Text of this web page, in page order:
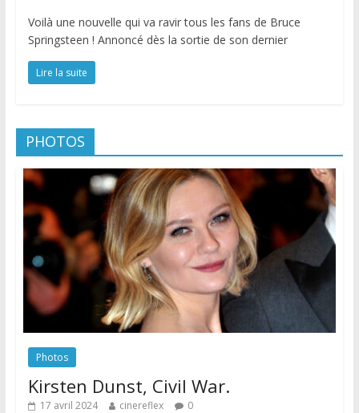
Voilà une nouvelle qui va ravir tous les fans de Bruce
Springsteen ! Annoncé dès la sortie de son dernier
Lire la suite
PHOTOS
Photos
Kirsten Dunst, Civil War.
17 avril 2024 cinereflex 0